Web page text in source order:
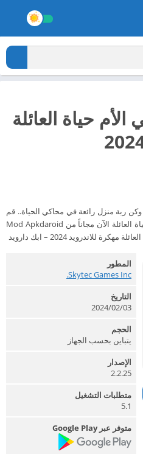
حياة العائلة
وكن ربة منزل رائعة في محاكي الحياة.. قم
بتحميل لعبة تحميل لعبة محاكي الأم: حياة العائلة الآن مجاناً من Mod Apkdaroid
للاندرويد 2024 – ابك دارويد
المطور
Skytec Games Inc.‏
التاريخ
2024/02/03
الحجم
يتباين بحسب الجهاز
الإصدار
2.2.25
متطلبات التشغيل
5.1
متوفر عبر Google Play